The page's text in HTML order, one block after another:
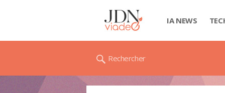
IA NEWS
Rechercher